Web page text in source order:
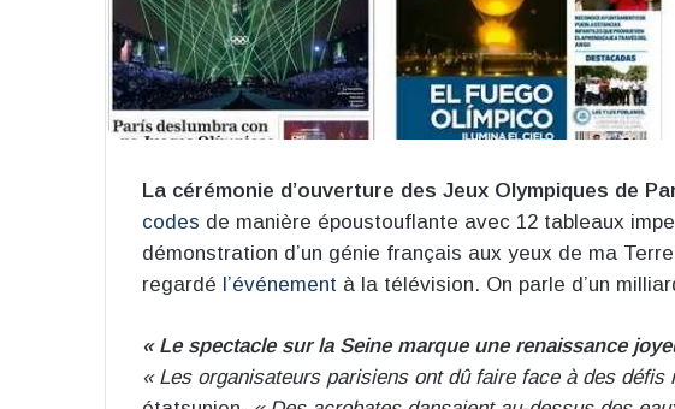
La cérémonie d’ouverture des Jeux Olympiques de
codes de manière époustouflante avec 12 tableaux
démonstration d’un génie français aux yeux de ma
regardé l’événement à la télévision. On parle d’un
« Le spectacle sur la Seine marque une renaissance
« Les organisateurs parisiens ont dû faire face à des défis